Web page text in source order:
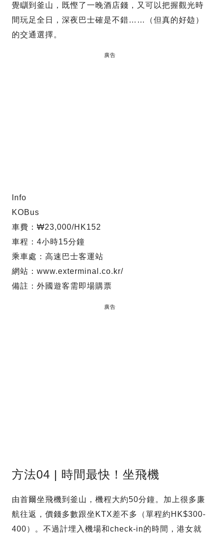
覺瞓到釜山，既慳了一晚酒店錢，又可以把握觀光時
間玩足全日，深夜巴士確是不錯……（但真的好攰）
的交通選擇。
廣告
Info
KOBus
車費：₩23,000/HK152
車程：4小時15分鐘
乘車處：高速巴士客運站
網站：www.exterminal.co.kr/
備註：外國遊客需即場購票
廣告
方法04 | 時間最快！坐飛機
由首爾坐飛機到釜山，機程大約50分鐘。加上很多廉
航往返，價錢多數跟坐KTX差不多（單程約HK$300-
400）。不過計埋入機場和check-in的時間，港女就